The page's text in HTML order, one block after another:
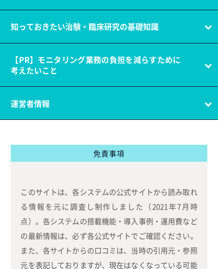
知っておきたい治験・臨床研究の基礎知識
【PR】モニタリング業務の負担を減らすために
考えたいこと
運営者情報
免責事項
このサイトは、各システムの公式サイトから読み取れ
る情報を元に調査し制作しました（2021年7月時
点）。各システムの搭載機能・導入事例・運用費など
の最新情報は、必ず各公式サイトでご確認ください。
また、各サイトからの口コミは、当時の引用元・参照
元を表記しておりますが、現在はなくなっている可能